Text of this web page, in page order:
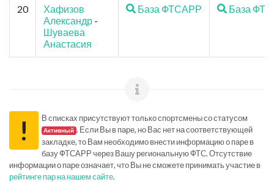
20
Хафизов
Александр -
Шуваева
Анастасия
База ФТСАРР База
! В списках присутствуют только спортсмены со статусом
Активный . Если Вы в паре, но Вас нет на соответствующей
закладке, то Вам необходимо внести информацию о паре в
базу ФТСАРР через Вашу региональную ФТС. Отсутствие
информации о паре означает, что Вы не сможете принимать участие в
рейтинге пар на нашем сайте.